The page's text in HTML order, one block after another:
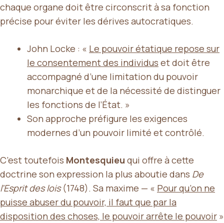
chaque organe doit être circonscrit à sa fonction
précise pour éviter les dérives autocratiques.
John Locke : « Le pouvoir étatique repose sur
le consentement des individus et doit être
accompagné d’une limitation du pouvoir
monarchique et de la nécessité de distinguer
les fonctions de l’État. »
Son approche préfigure les exigences
modernes d’un pouvoir limité et contrôlé.
C’est toutefois Montesquieu qui offre à cette
doctrine son expression la plus aboutie dans De
l’Esprit des lois(1748). Sa maxime — « Pour qu’on ne
puisse abuser du pouvoir, il faut que par la
disposition des choses, le pouvoir arrête le pouvoir »